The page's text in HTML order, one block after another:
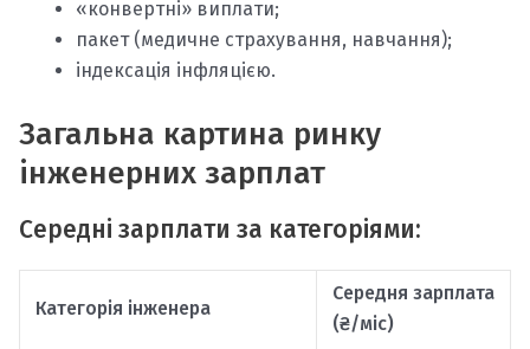
«конвертні» виплати;
пакет (медичне страхування, навчання);
індексація інфляцією.
Загальна картина ринку
інженерних зарплат
Середні зарплати за категоріями:
Категорія інженера
Середня зарплата
(₴/міс)